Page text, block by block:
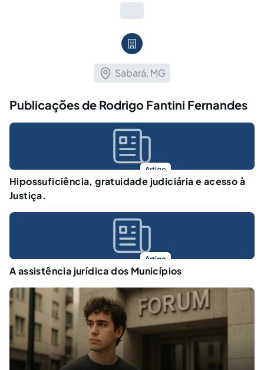
Sabará, MG
Publicações de Rodrigo Fantini Fernandes
Artigo
Hipossuficiência, gratuidade judiciária e acesso à
Justiça.
Artigo
A assistência jurídica dos Municípios